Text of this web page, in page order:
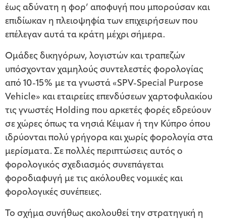
έως αδύνατη η φορ’ αποφυγή που μπορούσαν και
επιδίωκαν η πλειοψηφία των επιχειρήσεων που
επέλεγαν αυτά τα κράτη μέχρι σήμερα.
Ομάδες δικηγόρων, λογιστών και τραπεζών
υπόσχονταν χαμηλούς συντελεστές φορολογίας
από 10-15% με τα γνωστά «SPV-Special Purpose
Vehicle» και εταιρείες επενδύσεων χαρτοφυλακίου
τις γνωστές Holding που αρκετές φορές εδρεύουν
σε χώρες όπως τα νησιά Κέιμαν ή την Κύπρο όπου
ιδρύονται πολύ γρήγορα και χωρίς φορολογία στα
μερίσματα. Σε πολλές περιπτώσεις αυτός ο
φορολογικός σχεδιασμός συνεπάγεται
φοροδιαφυγή με τις ακόλουθες νομικές και
φορολογικές συνέπειες.
Το σχήμα συνήθως ακολουθεί την στρατηγική η